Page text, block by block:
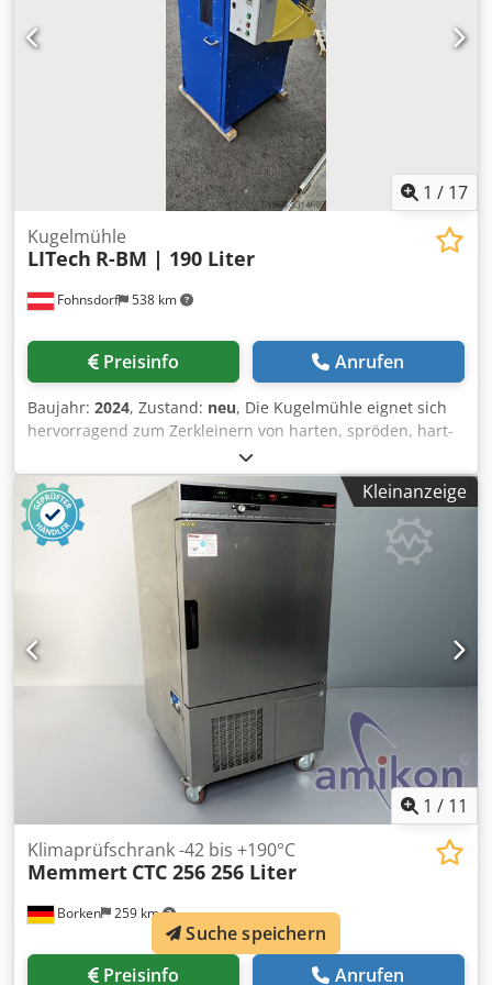
1 / 17
Fohnsdorf 538 km
Kugelmühle
LITech R-BM | 190 Liter
Preisinfo Anrufen
Baujahr: 2024, Zustand: neu, Die Kugelmühle eignet sich
hervorragend zum Zerkleinern von harten, spröden, hart-
zähen Materialien wie Keramik, Klinker, Baumaterialien,
Glas, Mineralien, Erzen, Mineralien, Silizium, Schlacken
und vielen mehr. Dedpfxsgchbms Acwowa
Kleinanzeige
1 / 11
Borken 259 km
Klimaprüfschrank -42 bis +190°C
Memmert CTC 256 256 Liter
Preisinfo Anrufen
Suche speichern